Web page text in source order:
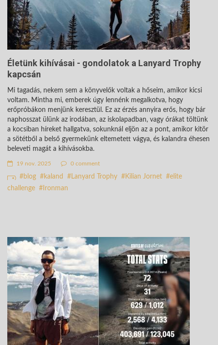
Életünk kihívásai - gondolatok a Lanyard Trophy
kapcsán
Mi tagadás, nekem sem a könyvelők voltak a hőseim, amikor kicsi
voltam. Mintha mi, emberek úgy lennénk megalkotva, hogy
erőpróbákon menjünk keresztül. Ez az érzés annyira erős, hogy bár
naphosszat ülünk az irodában, az iskolapadban, vagy órákat töltünk
a kocsiban híreket hallgatva, sokunknál eljön az a pont, amikor kitör
a sötétből a belső gyermekünk eltemetett vágya, és kalandra éhesen
beleveti magát a kihívásokba.
19 nov. 2025 0 comment
blog kaland Lanyard Trophy Kilian Jornet
elite
challenge
Ironman